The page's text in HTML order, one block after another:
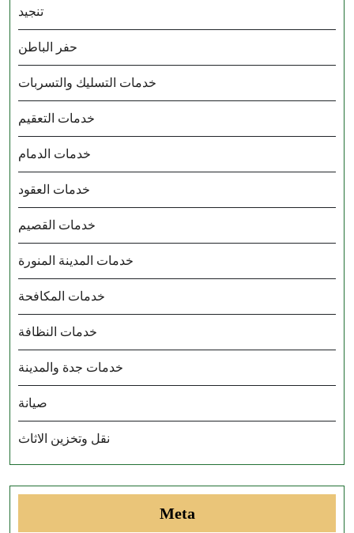
تنجيد
حفر الباطن
خدمات التسليك والتسربات
خدمات التعقيم
خدمات الدمام
خدمات العقود
خدمات القصيم
خدمات المدينة المنورة
خدمات المكافحة
خدمات النظافة
خدمات جدة والمدينة
صيانة
نقل وتخزين الاثاث
Meta